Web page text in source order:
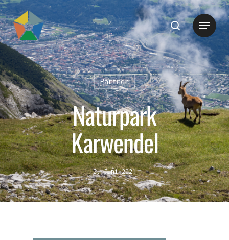
Hit enter to search or ESC to close
Partner
Naturpark
Karwendel
2. Juni 2021